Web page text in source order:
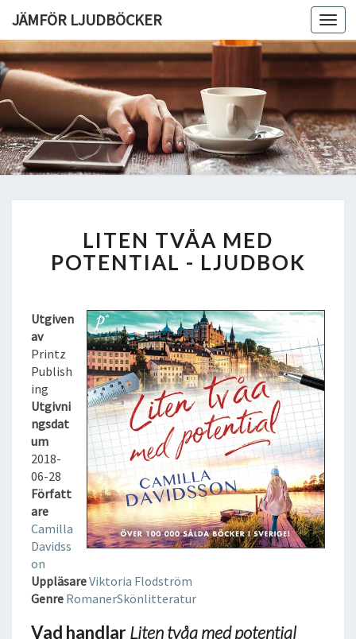
JÄMFÖR LJUDBÖCKER
I
T
V
Å
A
M
E
D
P
O
E
N
T
I
L
J
U
LITEN TVÅA MED
POTENTIAL - LJUDBOK
Utgiven
av
Printz
Publish
ing
Utgivni
ngsdat
um
2018-
06-28
Författ
are
Camilla
Davidss
on
UppläsareViktoria Flodström
Genre RomanerSkönlitteratur
Vad handlarLiten tvåa med potential